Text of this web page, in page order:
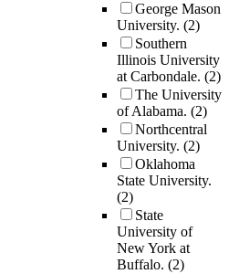
George Mason
University. (2)
Southern
Illinois University
at Carbondale. (2)
The University
of Alabama. (2)
Northcentral
University. (2)
Oklahoma
State University.
(2)
State
University of
New York at
Buffalo. (2)